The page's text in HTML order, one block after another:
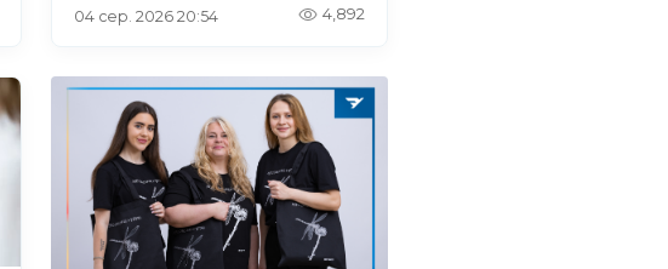
04 сер. 2026 20:54 4,892